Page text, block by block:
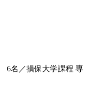
6名／損保大学課程 専